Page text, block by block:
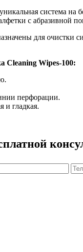
система
с абразивной
для очистки
Cleaning Wipes-100:
перфорации.
и гладкая.